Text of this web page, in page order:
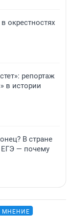
окрестностях
репортаж
в истории
В стране
ЕГЭ — почему
МНЕНИЕ